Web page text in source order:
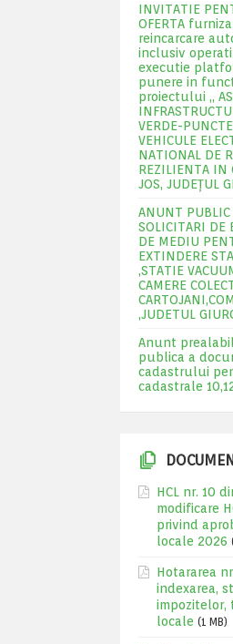
INVITATIE
OFERTA
reincarcare
inclusiv
executie
punere in
proiectului „
VERDE-
VEHICULE
NATIONAL DE
REZILIENTA IN
JOS, JUDEŢUL
ANUNT
SOLICITARI DE
DE MEDIU
EXTINDERE
,STATIE
CAMERE
,JUDETUL
Anunt
publica a
cadastrului
cadastrale
HCL nr. 10
modificare
privind
locale 2026
Hotararea
indexarea,
impozitelor,
locale (1 MB)